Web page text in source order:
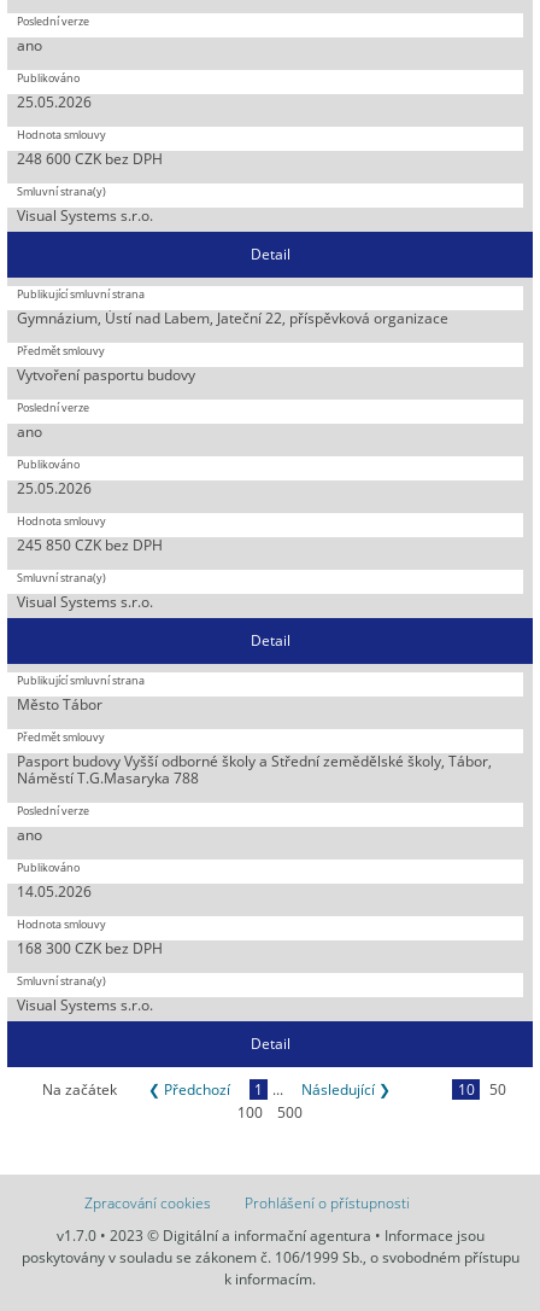
ano
25.05.2026
248 600 CZK bez DPH
Visual Systems s.r.o.
Detail
Gymnázium, Ústí nad Labem, Jateční 22, příspěvková organizace
Vytvoření pasportu budovy
ano
25.05.2026
245 850 CZK bez DPH
Visual Systems s.r.o.
Detail
Město Tábor
Pasport budovy Vyšší odborné školy a Střední zemědělské školy, Tábor,
Náměstí T.G.Masaryka 788
ano
14.05.2026
168 300 CZK bez DPH
Visual Systems s.r.o.
Detail
Na začátek ❮ Předchozí 1 ... Následující ❯ 10
50
100
500
Zpracování cookies
Prohlášení o přístupnosti
v1.7.0 • 2023 © Digitální a informační agentura • Informace jsou
poskytovány v souladu se zákonem č. 106/1999 Sb., o svobodném přístupu
k informacím.